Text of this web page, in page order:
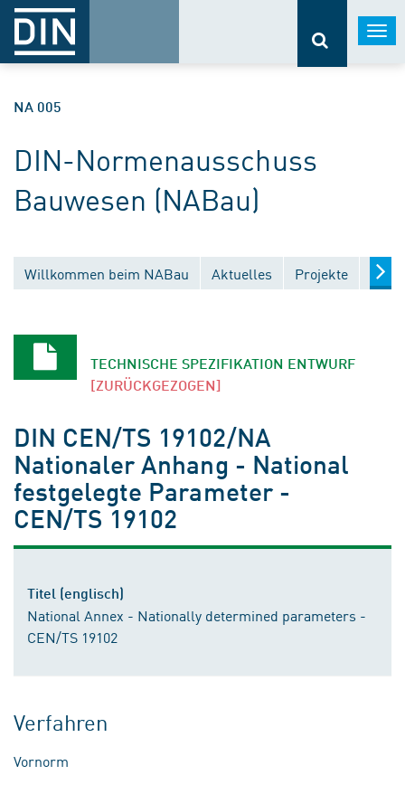
NA 005
DIN-Normenausschuss
Bauwesen (NABau)
Willkommen beim NABau Aktuelles Projekte
TECHNISCHE SPEZIFIKATION ENTWURF
[ZURÜCKGEZOGEN]
DIN CEN/TS 19102/NA
Nationaler Anhang - National
festgelegte Parameter -
CEN/TS 19102
Titel (englisch)
National Annex - Nationally determined parameters -
CEN/TS 19102
Verfahren
Vornorm